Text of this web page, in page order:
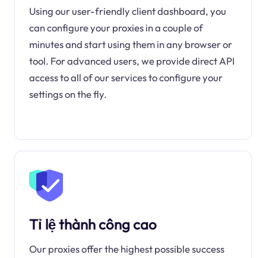
Using our user-friendly client dashboard, you
can configure your proxies in a couple of
minutes and start using them in any browser or
tool. For advanced users, we provide direct API
access to all of our services to configure your
settings on the fly.
Tỉ lệ thành công cao
Our proxies offer the highest possible success